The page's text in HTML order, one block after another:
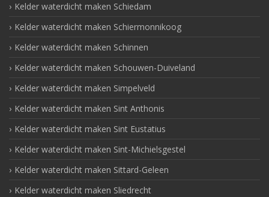
Kelder waterdicht maken Schiedam
Kelder waterdicht maken Schiermonnikoog
Kelder waterdicht maken Schinnen
Kelder waterdicht maken Schouwen-Duiveland
Kelder waterdicht maken Simpelveld
Kelder waterdicht maken Sint Anthonis
Kelder waterdicht maken Sint Eustatius
Kelder waterdicht maken Sint-Michielsgestel
Kelder waterdicht maken Sittard-Geleen
Kelder waterdicht maken Sliedrecht